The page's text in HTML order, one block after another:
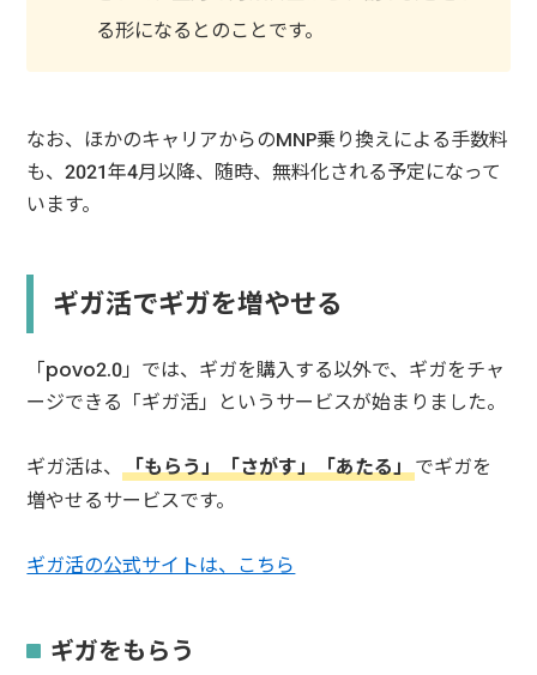
る形になるとのことです。
なお、ほかのキャリアからのMNP乗り換えによる手数料
も、2021年4月以降、随時、無料化される予定になって
います。
ギガ活でギガを増やせる
「povo2.0」では、ギガを購入する以外で、ギガをチャ
ージできる「ギガ活」というサービスが始まりました。
ギガ活は、「もらう」「さがす」「あたる」でギガを
増やせるサービスです。
ギガ活の公式サイトは、こちら
ギガをもらう